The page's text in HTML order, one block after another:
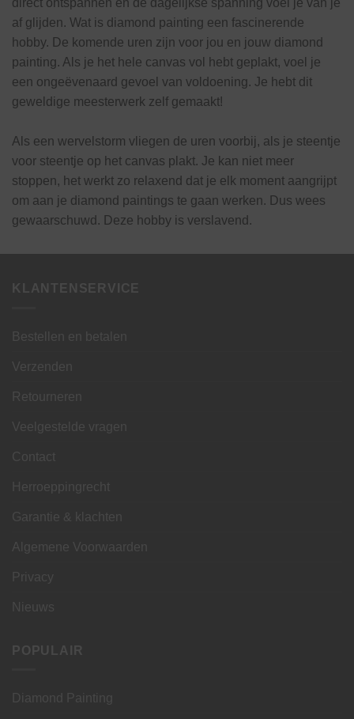
direct ontspannen en de dagelijkse spanning voel je van je
af glijden. Wat is diamond painting een fascinerende
hobby. De komende uren zijn voor jou en jouw diamond
painting. Als je het hele canvas vol hebt geplakt, voel je
een ongeëvenaard gevoel van voldoening. Je hebt dit
geweldige meesterwerk zelf gemaakt!
Als een wervelstorm vliegen de uren voorbij, als je steentje
voor steentje op het canvas plakt. Je kan niet meer
stoppen, het werkt zo relaxend dat je elk moment aangrijpt
om aan je diamond paintings te gaan werken. Dus wees
gewaarschuwd. Deze hobby is verslavend.
KLANTENSERVICE
Bestellen en betalen
Verzenden
Retourneren
Veelgestelde vragen
Contact
Herroeppingrecht
Garantie & klachten
Algemene Voorwaarden
Privacy
Nieuws
POPULAIR
Diamond Painting